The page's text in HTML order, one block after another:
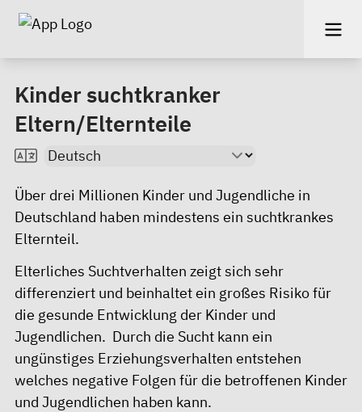
Kinder suchtkranker
Eltern/Elternteile
Über drei Millionen Kinder und Jugendliche in
Deutschland haben mindestens ein suchtkrankes
Elternteil.
Elterliches Suchtverhalten zeigt sich sehr
differenziert und beinhaltet ein großes Risiko für
die gesunde Entwicklung der Kinder und
Jugendlichen. Durch die Sucht kann ein
ungünstiges Erziehungsverhalten entstehen
welches negative Folgen für die betroffenen Kinder
und Jugendlichen haben kann.